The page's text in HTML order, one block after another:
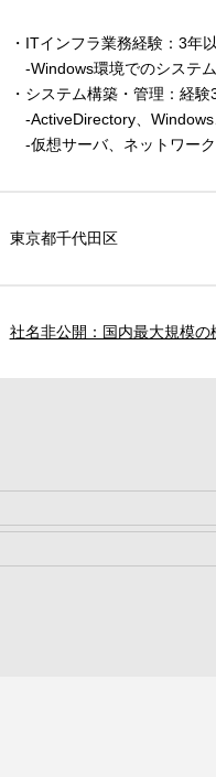
・ITインフラ業務経験：3年
-Windows環境でのシステ
・システム構築・管理：経験
-ActiveDirectory、
-仮想サーバ、ネットワー
東京都千代田区
社名非公開：国内最大規模